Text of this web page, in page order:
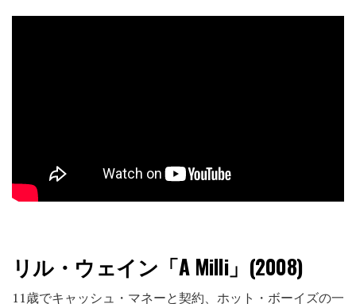
リル・ウェイン「A Milli」(2008)
11歳でキャッシュ・マネーと契約、ホット・ボーイズの一